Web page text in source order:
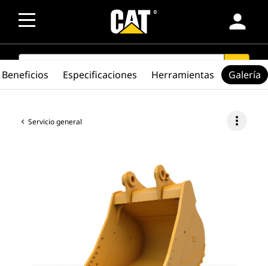
person
SEARCH search
Servicio general more_vert
Beneficios Especificaciones Herramientas Galería